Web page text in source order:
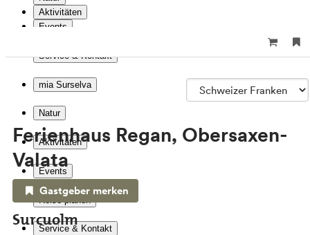
Aktivitäten
Events
Service & Kontakt
mia Surselva
Natur
Aktivitäten
Events
Reise planen
Service & Kontakt
Ferienhaus Regan, Obersaxen-
Valata
Gastgeber merken
Surcuolm